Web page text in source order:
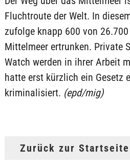
Fluchtroute der Welt. In
zufolge knapp 600 von
Mittelmeer ertrunken. Private
Watch werden in ihrer Arbeit
hatte erst kürzlich ein Gesetz
kriminalisiert. (epd/mig)
Zurück zur Startseite